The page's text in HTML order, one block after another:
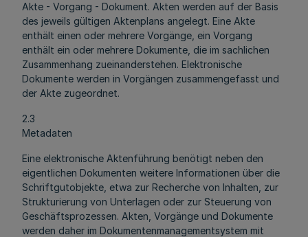
Akte - Vorgang - Dokument. Akten werden auf der Basis
des jeweils gültigen Aktenplans angelegt. Eine Akte
enthält einen oder mehrere Vorgänge, ein Vorgang
enthält ein oder mehrere Dokumente, die im sachlichen
Zusammenhang zueinanderstehen. Elektronische
Dokumente werden in Vorgängen zusammengefasst und
der Akte zugeordnet.
2.3
Metadaten
Eine elektronische Aktenführung benötigt neben den
eigentlichen Dokumenten weitere Informationen über die
Schriftgutobjekte, etwa zur Recherche von Inhalten, zur
Strukturierung von Unterlagen oder zur Steuerung von
Geschäftsprozessen. Akten, Vorgänge und Dokumente
werden daher im Dokumentenmanagementsystem mit